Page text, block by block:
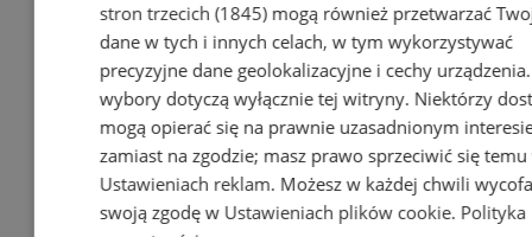
stron trzecich (1845)mogą również przetwarzać
dane w tych i innych celach, w tym wykorzystywać
precyzyjne dane geolokalizacyjne i cechy
wybory dotyczą wyłącznie tej witryny. Niektórzy
mogą opierać się na prawnie uzasadnionym
zamiast na zgodzie; masz prawo sprzeciwić się temu
Ustawieniach reklam. Możesz w każdej chwili
swoją zgodę w Ustawieniach plików cookie. Polityka